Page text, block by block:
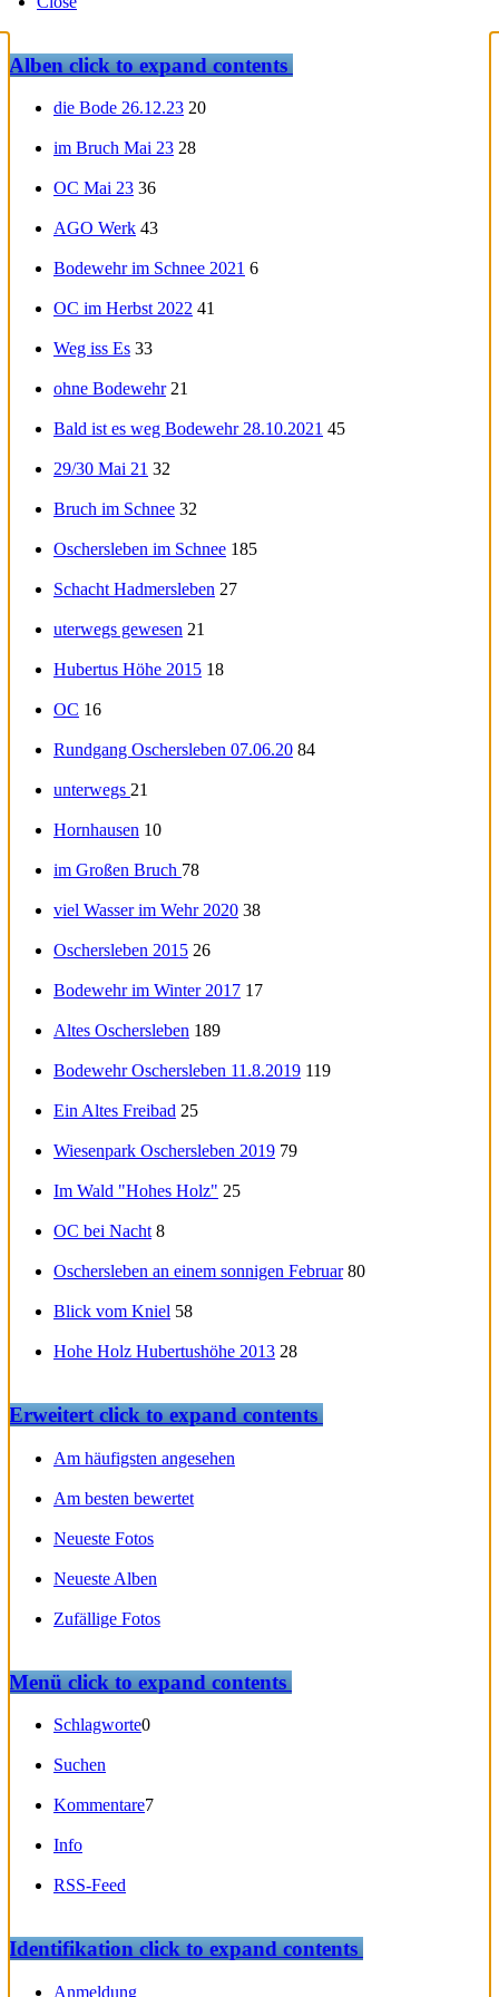
Albenclick to expand contents
die Bode 26.12.23 20
im Bruch Mai 23 28
OC Mai 23 36
AGO Werk 43
Bodewehr im Schnee 2021 6
OC im Herbst 2022 41
Weg iss Es 33
ohne Bodewehr 21
Bald ist es weg Bodewehr 28.10.2021 45
29/30 Mai 21 32
Bruch im Schnee 32
Oschersleben im Schnee 185
Schacht Hadmersleben 27
uterwegs gewesen 21
Hubertus Höhe 2015 18
OC 16
Rundgang Oschersleben 07.06.20 84
unterwegs 21
Hornhausen 10
im Großen Bruch 78
viel Wasser im Wehr 2020 38
Oschersleben 2015 26
Bodewehr im Winter 2017 17
Altes Oschersleben 189
Bodewehr Oschersleben 11.8.2019 119
Ein Altes Freibad 25
Wiesenpark Oschersleben 2019 79
Im Wald "Hohes Holz" 25
OC bei Nacht 8
Oschersleben an einem sonnigen Februar 80
Blick vom Kniel 58
Hohe Holz Hubertushöhe 2013 28
Erweitertclick to expand contents
Am häufigsten angesehen
Am besten bewertet
Neueste Fotos
Neueste Alben
Zufällige Fotos
Menüclick to expand contents
Schlagworte0
Suchen
Kommentare7
Info
RSS-Feed
Identifikationclick to expand contents
Anmeldung